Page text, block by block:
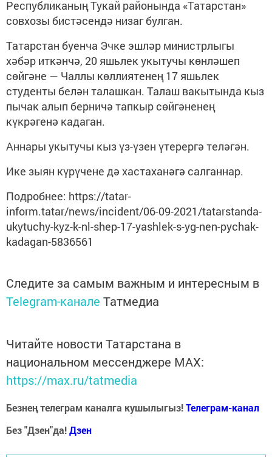
Республиканың Тукай районында «Татарстан»
совхозы бистәсендә низаг булган.
Татарстан буенча Эчке эшләр министрлыгы
хәбәр иткәнчә, 20 яшьлек укытучы көнләшеп
сөйгәне — Чаллы көллиятенең 17 яшьлек
студенты белән талашкан. Талаш вакытында кыз
пычак алып берничә тапкыр сөйгәненең
күкрәгенә кадаган.
Аннары укытучы кыз үз-үзен үтерергә теләгән.
Ике зыян күрүчене дә хастаханәгә салганнар.
Подробнее: https://tatar-
inform.tatar/news/incident/06-09-2021/tatarstanda-
ukytuchy-kyz-k-nl-shep-17-yashlek-s-yg-nen-pychak-
kadagan-5836561
Следите за самым важным и интересным в
Telegram-канале Татмедиа
Читайте новости Татарстана в
национальном мессенджере MАХ:
https://max.ru/tatmedia
Безнең телеграм каналга кушылыгыз!Телеграм-канал
Без "Дзен"да!Дзен